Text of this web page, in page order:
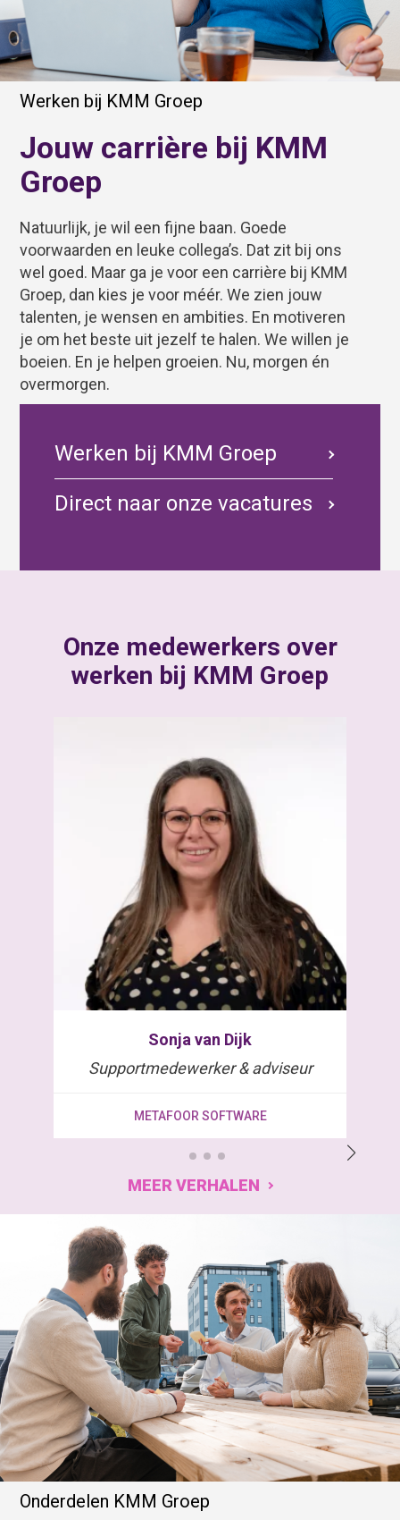
Werken bij KMM Groep
Jouw carrière bij KMM
Groep
Natuurlijk, je wil een fijne baan. Goede
voorwaarden en leuke collega’s. Dat zit bij ons
wel goed. Maar ga je voor een carrière bij KMM
Groep, dan kies je voor méér. We zien jouw
talenten, je wensen en ambities. En motiveren
je om het beste uit jezelf te halen. We willen je
boeien. En je helpen groeien. Nu, morgen én
overmorgen.
Werken bij KMM Groep
Direct naar onze vacatures
Onze medewerkers over
werken bij KMM Groep
Sonja van Dijk
Supportmedewerker & adviseur
METAFOOR SOFTWARE
MEER VERHALEN
Onderdelen KMM Groep